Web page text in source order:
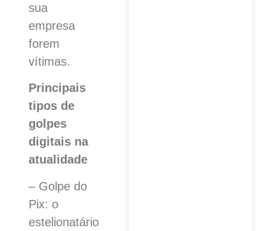
sua
empresa
forem
vítimas.
Principais
tipos de
golpes
digitais na
atualidade
– Golpe do
Pix: o
estelionatário